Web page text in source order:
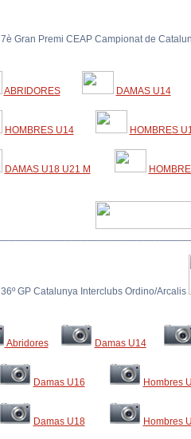
Gran Premi CEAP Campionat de
ABRIDORES DAMAS U14
HOMBRES U14 HOMBRES
DAMAS U18 U21 M
GP Catalunya Interclubs Ordino/Arcalis
Abridores Damas U14
Damas U16 Hombres
Damas U18 Hombres